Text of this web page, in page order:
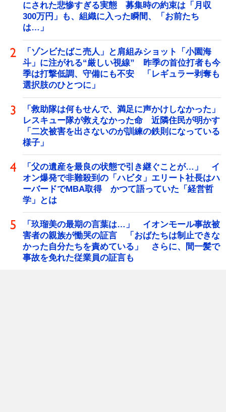
にされた悲惨すぎる実態 募集時の約束は「月収
300万円」も、組織に入った瞬間、「お前たち
は…」
「ゾンビたばこ売人」と肩組みショット「小園海
斗」に注がれる“厳しい視線” 昨季の首位打者も今
季は打撃低調、守備にも不安 「レギュラー剥奪も
選択肢のひとつに」
「救助隊は何もせんで、満足に声かけしなかった」
レスキュー隊が救えなかった命 近隣住民が明かす
「二次被害を出さないのが訓練の鉄則になっている
様子」
「父の遺産を最良の状態で引き継ぐことが…」 イ
オン爆発で非難殺到の「ハビタ」エリート社長はハ
ーバードでMBA取得 かつて語っていた「経営哲
学」とは
「玖瑠美の最期の言葉は…」 イオンモール事故被
害者の親族が慟哭の証言 「おばたちは制止できな
かった自分たちを責めている」 さらに、間一髪で
事故を免れた従業員の証言も